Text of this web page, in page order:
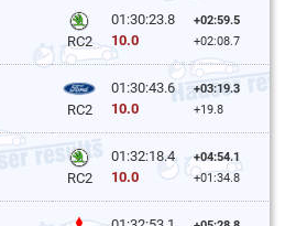
RC2
01:30:23.8
10.0
+02:59.5
+02:08.7
RC2
01:30:43.6
10.0
+03:19.3
+19.8
RC2
01:32:18.4
10.0
+04:54.1
+01:34.8